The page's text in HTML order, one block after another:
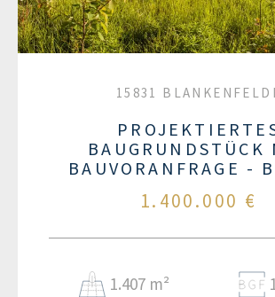
15831
BAUGRUNDSTÜCK
BAUVORANFRAGE -
DIREKT AN DER
1.400.000 €
1.407 m²